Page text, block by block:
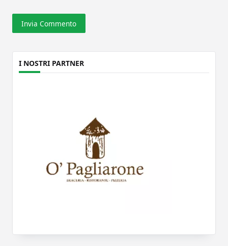
I NOSTRI PARTNER